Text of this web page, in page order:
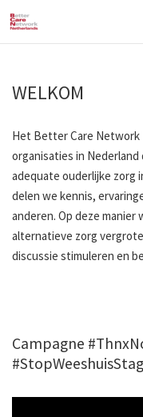
WELKOM
Het Better Care Network
organisaties in
adequate ouderlijke zorg
delen we kennis,
anderen. Op deze
alternatieve zorg
discussie stimuleren en
Campagne